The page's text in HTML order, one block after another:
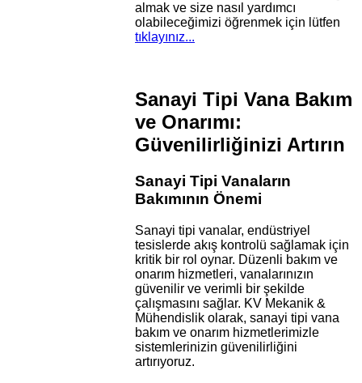
almak ve size nasıl yardımcı
olabileceğimizi öğrenmek için lütfen
tıklayınız...
Sanayi Tipi Vana Bakım
ve Onarımı:
Güvenilirliğinizi Artırın
Sanayi Tipi Vanaların
Bakımının Önemi
Sanayi tipi vanalar, endüstriyel
tesislerde akış kontrolü sağlamak için
kritik bir rol oynar. Düzenli bakım ve
onarım hizmetleri, vanalarınızın
güvenilir ve verimli bir şekilde
çalışmasını sağlar. KV Mekanik &
Mühendislik olarak, sanayi tipi vana
bakım ve onarım hizmetlerimizle
sistemlerinizin güvenilirliğini
artırıyoruz.